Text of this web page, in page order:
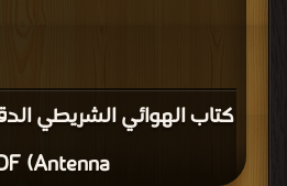
Antenna) PDF